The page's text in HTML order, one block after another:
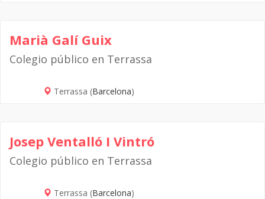
Marià Galí Guix
Colegio público en Terrassa
Terrassa (Barcelona)
Josep Ventalló I Vintró
Colegio público en Terrassa
Terrassa (Barcelona)